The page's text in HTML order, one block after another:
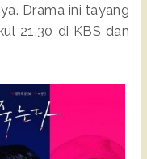
Drama ini tayang
21.30 di KBS dan